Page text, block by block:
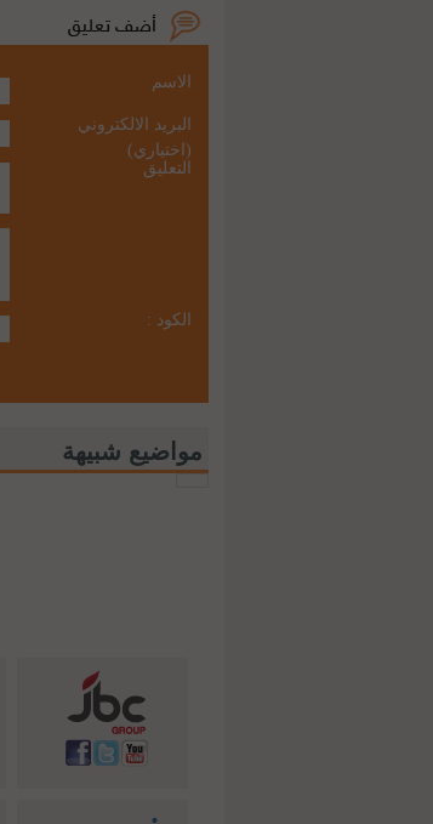
الاسم
البريد الالكتروني
(اختياري)
التعليق
الكود :
مواضيع شبيهة